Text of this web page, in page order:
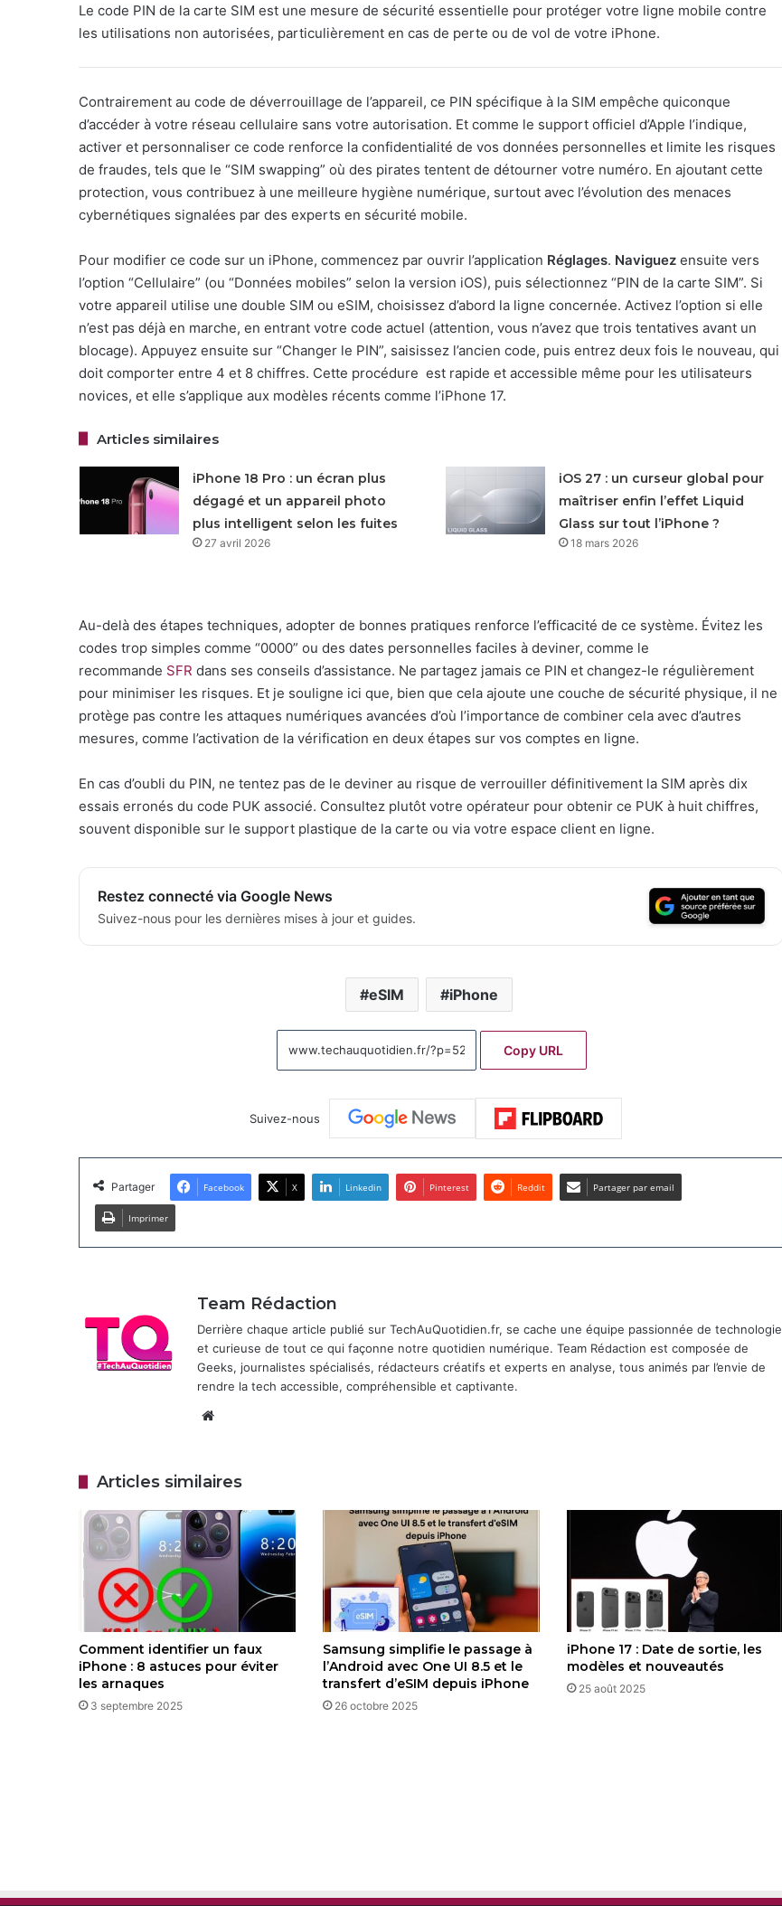
Le code PIN de la carte SIM est une mesure de sécurité essentielle pour protéger votre ligne mobile contre
les utilisations non autorisées, particulièrement en cas de perte ou de vol de votre iPhone.
Contrairement au code de déverrouillage de l’appareil, ce PIN spécifique à la SIM empêche quiconque
d’accéder à votre réseau cellulaire sans votre autorisation. Et comme le support officiel d’Apple l’indique,
activer et personnaliser ce code renforce la confidentialité de vos données personnelles et limite les risques
de fraudes, tels que le “SIM swapping” où des pirates tentent de détourner votre numéro. En ajoutant cette
protection, vous contribuez à une meilleure hygiène numérique, surtout avec l’évolution des menaces
cybernétiques signalées par des experts en sécurité mobile.
Pour modifier ce code sur un iPhone, commencez par ouvrir l’application Réglages. Naviguez ensuite vers
l’option “Cellulaire” (ou “Données mobiles” selon la version iOS), puis sélectionnez “PIN de la carte SIM”. Si
votre appareil utilise une double SIM ou eSIM, choisissez d’abord la ligne concernée. Activez l’option si elle
n’est pas déjà en marche, en entrant votre code actuel (attention, vous n’avez que trois tentatives avant un
blocage). Appuyez ensuite sur “Changer le PIN”, saisissez l’ancien code, puis entrez deux fois le nouveau, qui
doit comporter entre 4 et 8 chiffres. Cette procédure est rapide et accessible même pour les utilisateurs
novices, et elle s’applique aux modèles récents comme l’iPhone 17.
Articles similaires
iPhone 18 Pro : un écran plus
dégagé et un appareil photo
plus intelligent selon les fuites
27 avril 2026
iOS 27 : un curseur global pour
maîtriser enfin l’effet Liquid
Glass sur tout l’iPhone ?
18 mars 2026
Au-delà des étapes techniques, adopter de bonnes pratiques renforce l’efficacité de ce système. Évitez les
codes trop simples comme “0000” ou des dates personnelles faciles à deviner, comme le
recommande SFR dans ses conseils d’assistance. Ne partagez jamais ce PIN et changez-le régulièrement
pour minimiser les risques. Et je souligne ici que, bien que cela ajoute une couche de sécurité physique, il ne
protège pas contre les attaques numériques avancées d’où l’importance de combiner cela avec d’autres
mesures, comme l’activation de la vérification en deux étapes sur vos comptes en ligne.
En cas d’oubli du PIN, ne tentez pas de le deviner au risque de verrouiller définitivement la SIM après dix
essais erronés du code PUK associé. Consultez plutôt votre opérateur pour obtenir ce PUK à huit chiffres,
souvent disponible sur le support plastique de la carte ou via votre espace client en ligne.
Restez connecté via Google News
Suivez-nous pour les dernières mises à jour et guides.
eSIM iPhone
Copy URL
Suivez-nous
Partager Facebook X Linkedin Pinterest Reddit Partager par email
Imprimer
Team Rédaction
Derrière chaque article publié sur TechAuQuotidien.fr, se cache une équipe passionnée de technologie
et curieuse de tout ce qui façonne notre quotidien numérique. Team Rédaction est composée de
Geeks, journalistes spécialisés, rédacteurs créatifs et experts en analyse, tous animés par l’envie de
rendre la tech accessible, compréhensible et captivante.
Articles similaires
Comment identifier un faux
iPhone : 8 astuces pour éviter
les arnaques
3 septembre 2025
Samsung simplifie le passage à
l’Android avec One UI 8.5 et le
transfert d’eSIM depuis iPhone
26 octobre 2025
iPhone 17 : Date de sortie, les
modèles et nouveautés
25 août 2025